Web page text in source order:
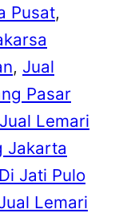
Pusat
, Jual
Pasar
Jual Lemari
Jakarta
Jati Pulo
Lemari